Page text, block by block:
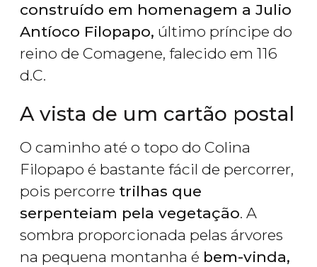
construído em homenagem a Julio
Antíoco Filopapo, último príncipe do
reino de Comagene, falecido em 116
d.C.
A vista de um cartão postal
O caminho até o topo do Colina
Filopapo é bastante fácil de percorrer,
pois percorre trilhas que
serpenteiam pela vegetação. A
sombra proporcionada pelas árvores
na pequena montanha é bem-vinda,